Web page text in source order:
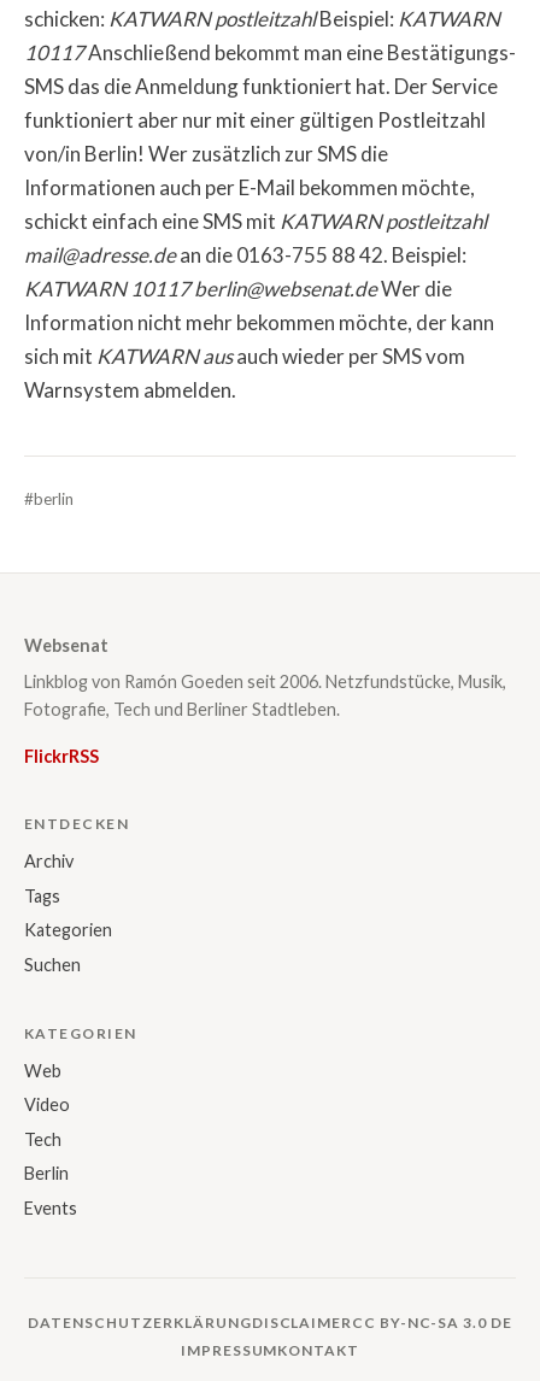
schicken: KATWARN postleitzahlBeispiel: KATWARN
10117Anschließend bekommt man eine Bestätigungs-
SMS das die Anmeldung funktioniert hat. Der Service
funktioniert aber nur mit einer gültigen Postleitzahl
von/in Berlin! Wer zusätzlich zur SMS die
Informationen auch per E-Mail bekommen möchte,
schickt einfach eine SMS mit KATWARN postleitzahl
mail@adresse.dean die 0163-755 88 42. Beispiel:
KATWARN 10117 berlin@websenat.deWer die
Information nicht mehr bekommen möchte, der kann
sich mit KATWARN ausauch wieder per SMS vom
Warnsystem abmelden.
#berlin
Websenat
Linkblog von Ramón Goeden seit 2006. Netzfundstücke, Musik,
Fotografie, Tech und Berliner Stadtleben.
FlickrRSS
ENTDECKEN
Archiv
Tags
Kategorien
Suchen
KATEGORIEN
Web
Video
Tech
Berlin
Events
DATENSCHUTZERKLÄRUNGDISCLAIMER CC BY-NC-SA 3.0 DE
IMPRESSUMKONTAKT